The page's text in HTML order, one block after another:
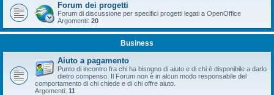
Forum dei progetti
Forum di discussione per specifici progetti legati a OpenOffice
Argomenti: 20
Business
Aiuto a pagamento
Punto di incontro fra chi ha bisogno di aiuto e di chi è disponibile a darlo
dietro compenso. Il Forum non è in alcun modo responsabile del
comportamento di chi chiede e di chi offre aiuto.
Argomenti: 11